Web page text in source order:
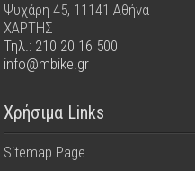
Ψυχάρη 45, 11141 Αθήνα
ΧΑΡΤΗΣ
Τηλ.: 210 20 16 500
info@mbike.gr
Χρήσιμα Links
Sitemap Page